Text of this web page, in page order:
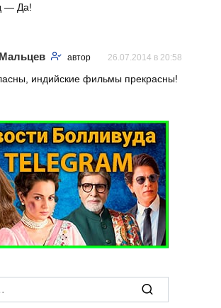
— Да!
автор 26.07.2014 в 20:58
индийские фильмы прекрасны!